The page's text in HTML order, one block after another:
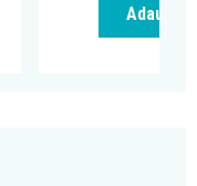
Adauga